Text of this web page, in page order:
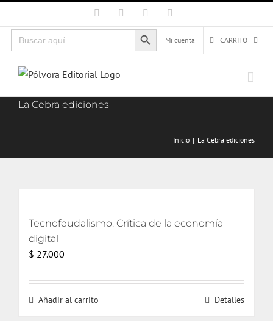
al
contenido
Facebook Instagram
Buscar:
Botón de búsqueda
Mi cuenta
CARRITO
La Cebra ediciones
Inicio La Cebra ediciones
Tecnofeudalismo. Crítica de la economía
digital
$ 27.000
Añadir al carrito Detalles